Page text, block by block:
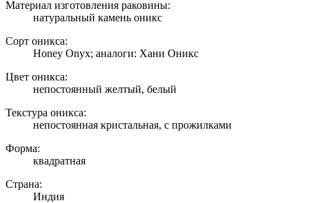
Материал изготовления раковины:
натуральный камень оникс
Сорт оникса:
Honey Onyx; аналоги: Хани Оникс
Цвет оникса:
непостоянный желтый, белый
Текстура оникса:
непостоянная кристальная, с прожилками
Форма:
квадратная
Страна:
Индия